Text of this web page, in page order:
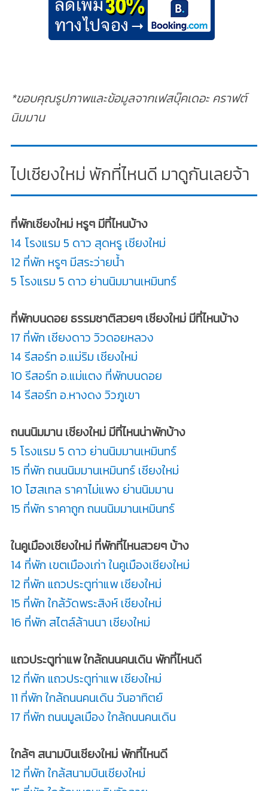
*ขอบคุณรูปภาพและข้อมูลจากเฟสบุ๊คเดอะ คราฟต์
นิมมาน
ไปเชียงใหม่ พักที่ไหนดี มาดูกันเลยจ้า
ที่พักเชียงใหม่ หรูๆ มีที่ไหนบ้าง
14 โรงแรม 5 ดาว สุดหรู เชียงใหม่
12 ที่พัก หรูๆ มีสระว่ายน้ำ
5 โรงแรม 5 ดาว ย่านนิมมานเหมินทร์
ที่พักบนดอย ธรรมชาติสวยๆ เชียงใหม่ มีที่ไหนบ้าง
17 ที่พัก เชียงดาว วิวดอยหลวง
14 รีสอร์ท อ.แม่ริม เชียงใหม่
10 รีสอร์ท อ.แม่แตง ที่พักบนดอย
14 รีสอร์ท อ.หางดง วิวภูเขา
ถนนนิมมาน เชียงใหม่ มีที่ไหนน่าพักบ้าง
5 โรงแรม 5 ดาว ย่านนิมมานเหมินทร์
15 ที่พัก ถนนนิมมานเหมินทร์ เชียงใหม่
10 โฮสเทล ราคาไม่แพง ย่านนิมมาน
15 ที่พัก ราคาถูก ถนนนิมมานเหมินทร์
ในคูเมืองเชียงใหม่ ที่พักที่ไหนสวยๆ บ้าง
14 ที่พัก เขตเมืองเก่า ในคูเมืองเชียงใหม่
12 ที่พัก แถวประตูท่าแพ เชียงใหม่
15 ที่พัก ใกล้วัดพระสิงห์ เชียงใหม่
16 ที่พัก สไตล์ล้านนา เชียงใหม่
แถวประตูท่าแพ ใกล้ถนนคนเดิน พักที่ไหนดี
12 ที่พัก แถวประตูท่าแพ เชียงใหม่
11 ที่พัก ใกล้ถนนคนเดิน วันอาทิตย์
17 ที่พัก ถนนมูลเมือง ใกล้ถนนคนเดิน
ใกล้ๆ สนามบินเชียงใหม่ พักที่ไหนดี
12 ที่พัก ใกล้สนามบินเชียงใหม่